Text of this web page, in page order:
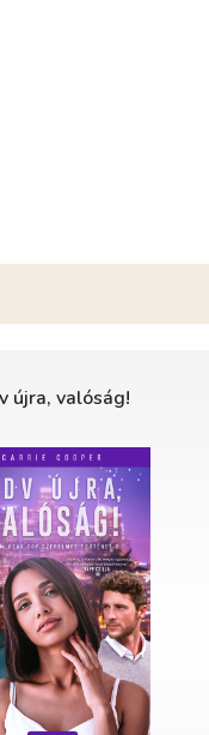
újra, valóság!